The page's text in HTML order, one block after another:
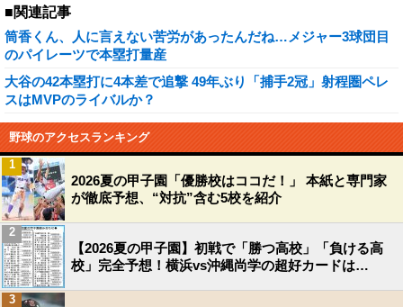
■関連記事
筒香くん、人に言えない苦労があったんだね…メジャー3球団目
のパイレーツで本塁打量産
大谷の42本塁打に4本差で追撃 49年ぶり「捕手2冠」射程圏ペレ
スはMVPのライバルか？
野球のアクセスランキング
2026夏の甲子園「優勝校はココだ！」 本紙と専門家
が徹底予想、“対抗”含む5校を紹介
1
【2026夏の甲子園】初戦で「勝つ高校」「負ける高
校」完全予想！横浜vs沖縄尚学の超好カードは…
2
3